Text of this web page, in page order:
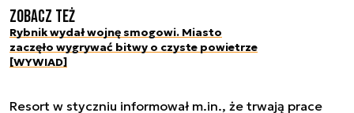
Zobacz też
Rybnik wydał wojnę smogowi. Miasto
zaczęło wygrywać bitwy o czyste powietrze
[WYWIAD]
Resort w styczniu informował m.in., że trwają prace